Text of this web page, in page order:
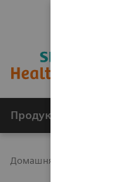
Продукція та сервіси
Домашня